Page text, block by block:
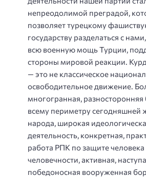
непреодолимой преградой,
позволяет турецкому
государству разделаться с
всю военную мощь Турции,
стороны мировой реакции.
— это не классическое
освободительное движение.
многогранная, разносторонняя
всему периметру сегодняшней
народа, широкая
деятельность, конкретная,
работа РПК по защите человека
человечности, активная,
победоносная вооруженная